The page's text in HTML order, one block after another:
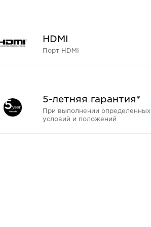
HDMI
Порт HDMI
5-летняя гарантия*
При выполнении определенных
условий и положений